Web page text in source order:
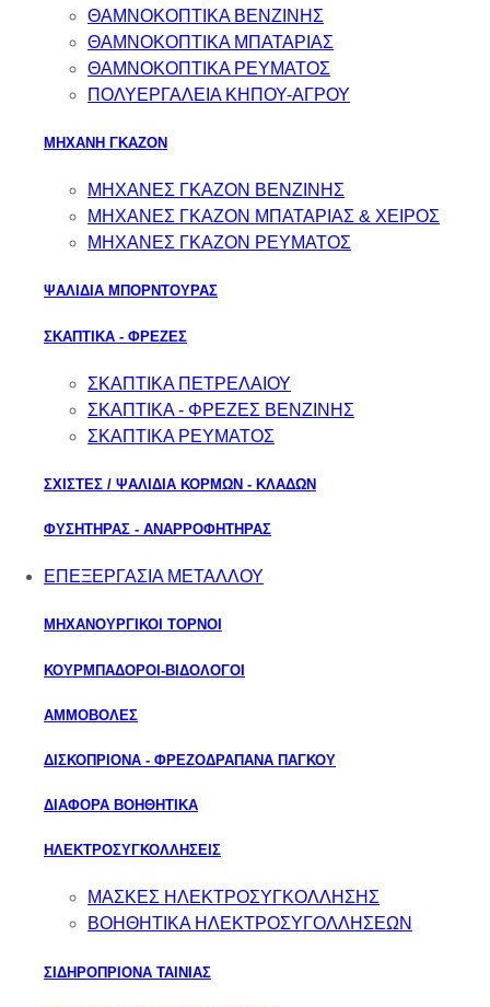
ΘΑΜΝΟΚΟΠΤΙΚΑ ΒΕΝΖΙΝΗΣ
ΘΑΜΝΟΚΟΠΤΙΚΑ ΜΠΑΤΑΡΙΑΣ
ΘΑΜΝΟΚΟΠΤΙΚΑ ΡΕΥΜΑΤΟΣ
ΠΟΛΥΕΡΓΑΛΕΙΑ ΚΗΠΟΥ-ΑΓΡΟΥ
ΜΗΧΑΝΗ ΓΚΑΖΟΝ
ΜΗΧΑΝΕΣ ΓΚΑΖΟΝ ΒΕΝΖΙΝΗΣ
ΜΗΧΑΝΕΣ ΓΚΑΖΟΝ ΜΠΑΤΑΡΙΑΣ & ΧΕΙΡΟΣ
ΜΗΧΑΝΕΣ ΓΚΑΖΟΝ ΡΕΥΜΑΤΟΣ
ΨΑΛΙΔΙΑ ΜΠΟΡΝΤΟΥΡΑΣ
ΣΚΑΠΤΙΚΑ - ΦΡΕΖΕΣ
ΣΚΑΠΤΙΚΑ ΠΕΤΡΕΛΑΙΟΥ
ΣΚΑΠΤΙΚΑ - ΦΡΕΖΕΣ ΒΕΝΖΙΝΗΣ
ΣΚΑΠΤΙΚΑ ΡΕΥΜΑΤΟΣ
ΣΧΙΣΤΕΣ / ΨΑΛΙΔΙΑ ΚΟΡΜΩΝ - ΚΛΑΔΩΝ
ΦΥΣΗΤΗΡΑΣ - ΑΝΑΡΡΟΦΗΤΗΡΑΣ
ΕΠΕΞΕΡΓΑΣΙΑ ΜΕΤΑΛΛΟΥ
ΜΗΧΑΝΟΥΡΓΙΚΟΙ ΤΟΡΝΟΙ
ΚΟΥΡΜΠΑΔΟΡΟΙ-ΒΙΔΟΛΟΓΟΙ
ΑΜΜΟΒΟΛΕΣ
ΔΙΣΚΟΠΡΙΟΝΑ - ΦΡΕΖΟΔΡΑΠΑΝΑ ΠΑΓΚΟΥ
ΔΙΑΦΟΡΑ ΒΟΗΘΗΤΙΚΑ
ΗΛΕΚΤΡΟΣΥΓΚΟΛΛΗΣΕΙΣ
ΜΑΣΚΕΣ ΗΛΕΚΤΡΟΣΥΓΚΟΛΛΗΣΗΣ
ΒΟΗΘΗΤΙΚΑ ΗΛΕΚΤΡΟΣΥΓΟΛΛΗΣΕΩΝ
ΣΙΔΗΡΟΠΡΙΟΝΑ ΤΑΙΝΙΑΣ